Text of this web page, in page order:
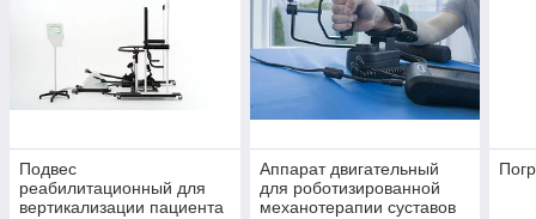
Подвес
реабилитационный для
вертикализации пациента
Аппарат двигательный
для роботизированной
механотерапии суставов